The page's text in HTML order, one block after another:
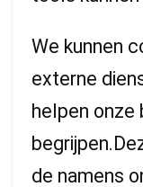
We kunnen
externe
helpen onze
de namens